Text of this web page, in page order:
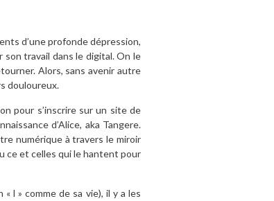
d’une profonde dépression,
travail dans le digital. On le
Alors, sans avenir autre
douloureux.
pour s’inscrire sur un site de
d’Alice, aka Tangere.
numérique à travers le miroir
ce et celles qui le hantent pour
l » comme de sa vie), il y a les